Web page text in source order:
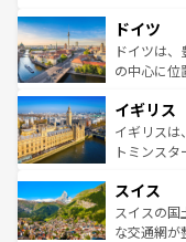
せる。地方
ンテンツ一
で、幅広い
聖堂、美
から魅了す
いる。シャ
香り高いラ
らに、パ
れる地方に
を参照して
ドイツ
ドイツは
の中心に位
顔を持つこ
ルリンの文
してライ
は、お酒好き
ドイツ情報
イギリス
イギリスは
トミンス
リアごとに
ティー、
戦など、本
スイス
スイスの
な交通網が